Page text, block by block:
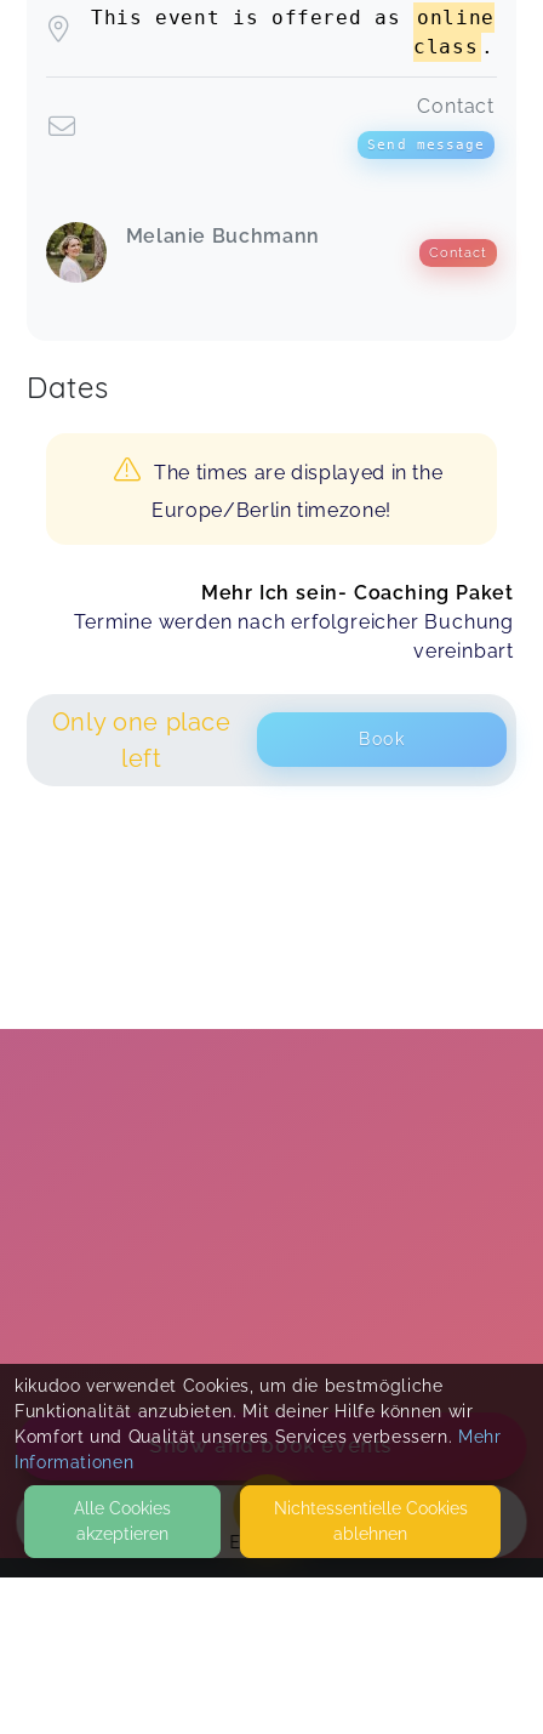
EVENTS
This event is offered as
online
class .
Contact
Send message
Melanie Buchmann
Contact
Dates
The times are displayed in the
Europe/Berlin timezone!
Mehr Ich sein- Coaching Paket
Termine werden nach erfolgreicher Buchung
vereinbart
Only one place
left
Book
Show and book events
kikudoo verwendet Cookies, um die bestmögliche
Funktionalität anzubieten. Mit deiner Hilfe können wir
Komfort und Qualität unseres Services verbessern. Mehr
Informationen
Alle Cookies
akzeptieren
Nicht­essentielle Cookies
ablehnen